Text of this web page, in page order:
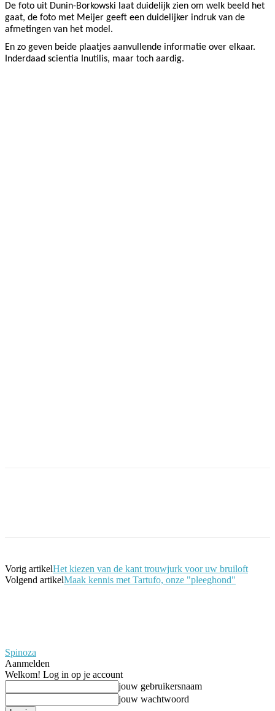
De foto uit Dunin-Borkowski laat duidelijk zien om welk beeld het
gaat, de foto met Meijer geeft een duidelijker indruk van de
afmetingen van het model.
En zo geven beide plaatjes aanvullende informatie over elkaar.
Inderdaad scientia Inutilis, maar toch aardig.
Vorig artikelHet kiezen van de kant trouwjurk voor uw bruiloft
Volgend artikelMaak kennis met Tartufo, onze "pleeghond"
Spinoza
Aanmelden
Welkom! Log in op je account
jouw gebruikersnaam
jouw wachtwoord